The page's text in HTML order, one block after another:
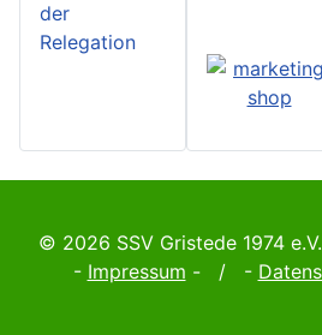
der
Relegation
© 2026 SSV Gristede 1974
- Impressum - / -